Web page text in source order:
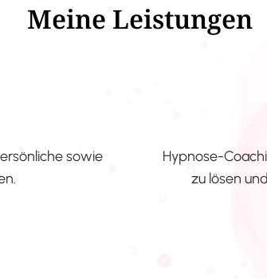
Meine Leistungen
sowie
Hypnose-
zu lösen